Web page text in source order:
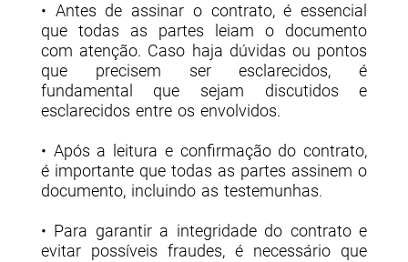
• Antes de assinar o contrato, é essencial
que todas as partes leiam o documento
com atenção. Caso haja dúvidas ou pontos
que precisem ser esclarecidos, é
fundamental que sejam discutidos e
esclarecidos entre os envolvidos.
• Após a leitura e confirmação do contrato,
é importante que todas as partes assinem o
documento, incluindo as testemunhas.
• Para garantir a integridade do contrato e
evitar possíveis fraudes, é necessário que